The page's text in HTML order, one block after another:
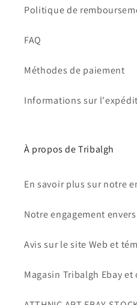
Politique de
FAQ
Méthodes de paiement
Informations sur
À propos de Tribalgh
En savoir plus sur notre
Notre engagement
Avis sur le site Web et
Magasin Tribalgh Ebay